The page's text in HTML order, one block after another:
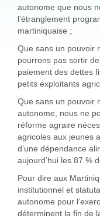
autonome que nous
l’étranglement
martiniquaise ;
Que sans un pouvoir
pourrons pas sortir
paiement des dettes
petits exploitants
Que sans un pouvoir
autonome, nous ne
réforme agraire
agricoles aux jeunes
d’une dépendance
aujourd’hui les 87 %
Pour dire aux
institutionnel et
autonome pour
déterminent la fin de